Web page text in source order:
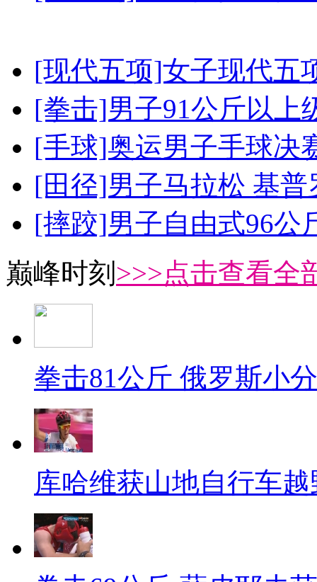
[现代五项]女子现代五
[拳击]男子91公斤以上
[手球]奥运男子手球决
[田径]男子马拉松 基
[摔跤]男子自由式96公
巅峰时刻 >>>点击查看全
拳击81公斤 俄罗斯小
库哈维获山地自行车